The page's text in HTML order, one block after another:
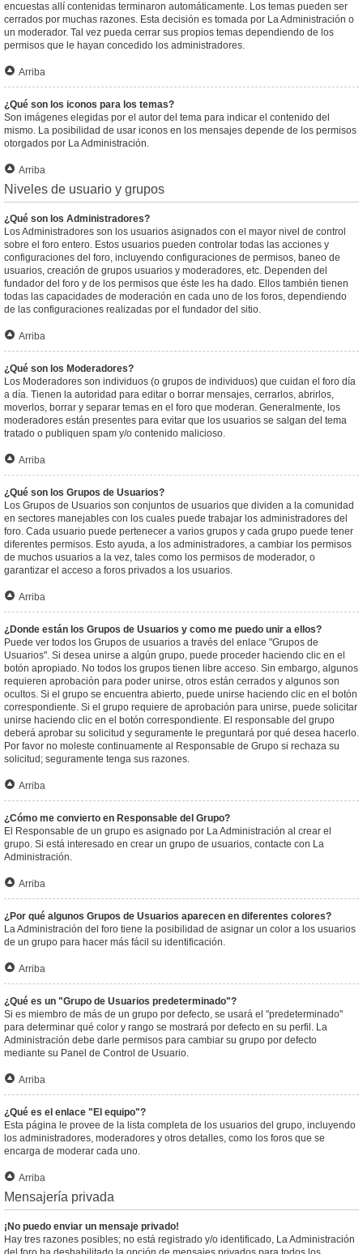
encuestas allí contenidas terminaron automáticamente. Los temas pueden ser
cerrados por muchas razones. Esta decisión es tomada por La Administración o
un moderador. Tal vez pueda cerrar sus propios temas dependiendo de los
permisos que le hayan concedido los administradores.
Arriba
¿Qué son los iconos para los temas?
Son imágenes elegidas por el autor del tema para indicar el contenido del
mismo. La posibilidad de usar iconos en los mensajes depende de los permisos
otorgados por La Administración.
Arriba
Niveles de usuario y grupos
¿Qué son los Administradores?
Los Administradores son los usuarios asignados con el mayor nivel de control
sobre el foro entero. Estos usuarios pueden controlar todas las acciones y
configuraciones del foro, incluyendo configuraciones de permisos, baneo de
usuarios, creación de grupos usuarios y moderadores, etc. Dependen del
fundador del foro y de los permisos que éste les ha dado. Ellos también tienen
todas las capacidades de moderación en cada uno de los foros, dependiendo
de las configuraciones realizadas por el fundador del sitio.
Arriba
¿Qué son los Moderadores?
Los Moderadores son individuos (o grupos de individuos) que cuidan el foro día
a día. Tienen la autoridad para editar o borrar mensajes, cerrarlos, abrirlos,
moverlos, borrar y separar temas en el foro que moderan. Generalmente, los
moderadores están presentes para evitar que los usuarios se salgan del tema
tratado o publiquen spam y/o contenido malicioso.
Arriba
¿Qué son los Grupos de Usuarios?
Los Grupos de Usuarios son conjuntos de usuarios que dividen a la comunidad
en sectores manejables con los cuales puede trabajar los administradores del
foro. Cada usuario puede pertenecer a varios grupos y cada grupo puede tener
diferentes permisos. Esto ayuda, a los administradores, a cambiar los permisos
de muchos usuarios a la vez, tales como los permisos de moderador, o
garantizar el acceso a foros privados a los usuarios.
Arriba
¿Donde están los Grupos de Usuarios y como me puedo unir a ellos?
Puede ver todos los Grupos de usuarios a través del enlace "Grupos de
Usuarios". Si desea unirse a algún grupo, puede proceder haciendo clic en el
botón apropiado. No todos los grupos tienen libre acceso. Sin embargo, algunos
requieren aprobación para poder unirse, otros están cerrados y algunos son
ocultos. Si el grupo se encuentra abierto, puede unirse haciendo clic en el botón
correspondiente. Si el grupo requiere de aprobación para unirse, puede solicitar
unirse haciendo clic en el botón correspondiente. El responsable del grupo
deberá aprobar su solicitud y seguramente le preguntará por qué desea hacerlo.
Por favor no moleste continuamente al Responsable de Grupo si rechaza su
solicitud; seguramente tenga sus razones.
Arriba
¿Cómo me convierto en Responsable del Grupo?
El Responsable de un grupo es asignado por La Administración al crear el
grupo. Si está interesado en crear un grupo de usuarios, contacte con La
Administración.
Arriba
¿Por qué algunos Grupos de Usuarios aparecen en diferentes colores?
La Administración del foro tiene la posibilidad de asignar un color a los usuarios
de un grupo para hacer más fácil su identificación.
Arriba
¿Qué es un "Grupo de Usuarios predeterminado"?
Si es miembro de más de un grupo por defecto, se usará el "predeterminado"
para determinar qué color y rango se mostrará por defecto en su perfil. La
Administración debe darle permisos para cambiar su grupo por defecto
mediante su Panel de Control de Usuario.
Arriba
¿Qué es el enlace "El equipo"?
Esta página le provee de la lista completa de los usuarios del grupo, incluyendo
los administradores, moderadores y otros detalles, como los foros que se
encarga de moderar cada uno.
Arriba
Mensajería privada
¡No puedo enviar un mensaje privado!
Hay tres razones posibles; no está registrado y/o identificado, La Administración